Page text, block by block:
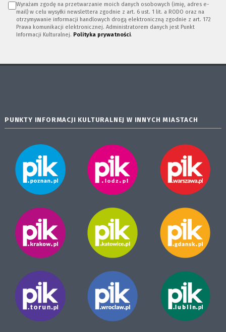
Wyrażam zgodę na przetwarzanie moich danych osobowych (imię, adres e-
mail) w celu wysyłki newslettera zgodnie z art. 6 ust. 1 lit. a RODO oraz na
otrzymywanie informacji handlowych drogą elektroniczną zgodnie z art. 172
Prawa komunikacji elektronicznej. Administratorem danych jest Punkt
Informacji Kulturalnej. Polityka prywatności.
PUNKTY INFORMACJI KULTURALNEJ W INNYCH MIASTACH